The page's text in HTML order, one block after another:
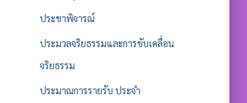
ประชาพิจารณ์
ประมวลจริยธรรมและการขับเคลื่อน
จริยธรรม
ประมาณการรายรับ ประจำ